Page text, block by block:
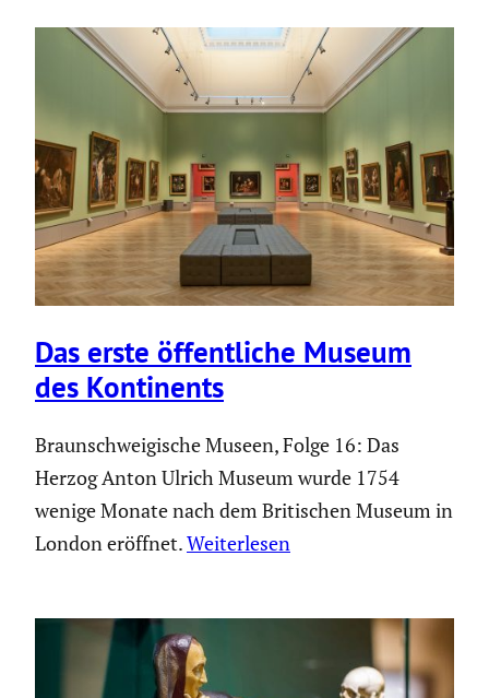
Das erste öffent­liche Museum
des Konti­nents
Braunschweigische Museen, Folge 16: Das
Herzog Anton Ulrich Museum wurde 1754
wenige Monate nach dem Britischen Museum in
London eröffnet.Weiterlesen